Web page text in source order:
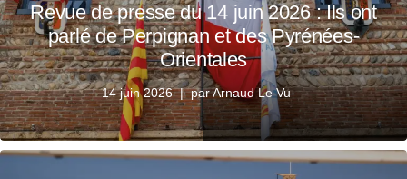
Revue de presse du 14 juin 2026 : Ils ont
parlé de Perpignan et des Pyrénées-
Orientales
14 juin 2026 parArnaud Le Vu